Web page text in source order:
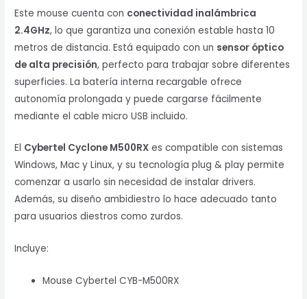
Este mouse cuenta con conectividad inalámbrica
2.4GHz, lo que garantiza una conexión estable hasta 10
metros de distancia. Está equipado con un sensor óptico
de alta precisión, perfecto para trabajar sobre diferentes
superficies. La batería interna recargable ofrece
autonomía prolongada y puede cargarse fácilmente
mediante el cable micro USB incluido.
El Cybertel Cyclone M500RX es compatible con sistemas
Windows, Mac y Linux, y su tecnología plug & play permite
comenzar a usarlo sin necesidad de instalar drivers.
Además, su diseño ambidiestro lo hace adecuado tanto
para usuarios diestros como zurdos.
Incluye:
Mouse Cybertel CYB-M500RX